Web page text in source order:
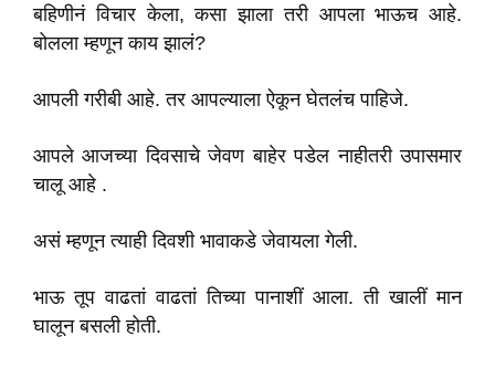
बहिणीनं विचार केला, कसा झाला तरी आपला भाऊच आहे.
बोलला म्हणून काय झालं?
आपली गरीबी आहे. तर आपल्याला ऐकून घेतलंच पाहिजे.
आपले आजच्या दिवसाचे जेवण बाहेर पडेल नाहीतरी उपासमार
चालू आहे .
असं म्हणून त्याही दिवशी भावाकडे जेवायला गेली.
भाऊ तूप वाढतां वाढतां तिच्या पानाशीं आला. ती खालीं मान
घालून बसली होती.